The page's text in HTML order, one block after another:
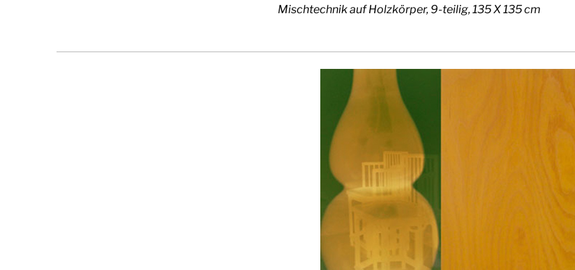
Mischtechnik auf Holzkörper, 9-teilig, 135 X 135 cm